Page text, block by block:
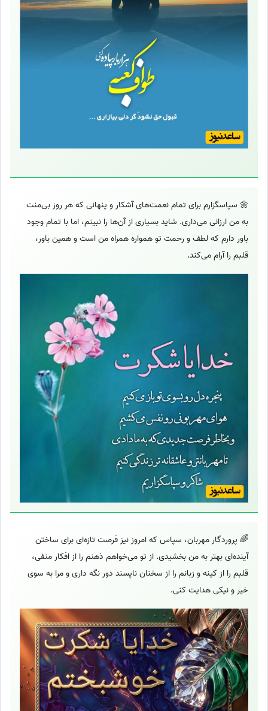
🌼 سپاسگزارم برای تمام نعمت‌های آشکار و پنهانی که هر روز بی‌منت
به من ارزانی می‌داری. شاید بسیاری از آن‌ها را نبینم، اما با تمام وجود
باور دارم که لطف و رحمت تو همواره همراه من است و همین باور،
قلبم را آرام می‌کند.
🌈 پروردگار مهربان، سپاس که امروز نیز فرصت تازه‌ای برای ساختن
آینده‌ای بهتر به من بخشیدی. از تو می‌خواهم ذهنم را از افکار منفی،
قلبم را از کینه و زبانم را از سخنان ناپسند دور نگه داری و مرا به سوی
خیر و نیکی هدایت کنی.